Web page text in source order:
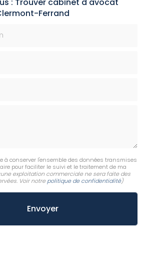
Ferrand
à conserver l'ensemble des données transmises
pour faciliter le suivi et le traitement de ma
exploitation commerciale ne sera faite des
Voir notre politique de confidentialité)